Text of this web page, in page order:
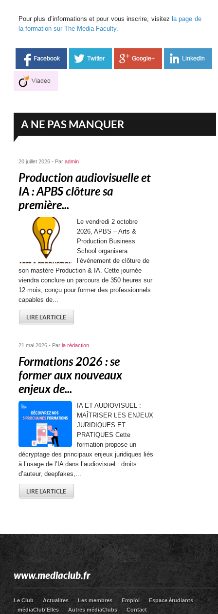
Pour plus d’informations et pour vous inscrire, visitez la page de
la formation sur The Media Faculty.
A NE PAS MANQUER
20 juillet 2026 - Paradmin
Production audiovisuelle et
IA : APBS clôture sa
première...
Le vendredi 2 octobre
2026, APBS – Arts &
Production Business
School organisera
l’événement de clôture de
son mastère Production & IA. Cette journée
viendra conclure un parcours de 350 heures sur
12 mois, conçu pour former des professionnels
capables de...
LIRE L'ARTICLE
21 mai 2026 - Parla rédaction
Formations 2026 : se
former aux nouveaux
enjeux de...
IA ET AUDIOVISUEL :
MAÎTRISER LES ENJEUX
JURIDIQUES ET
PRATIQUES Cette
formation propose un
décryptage des principaux enjeux juridiques liés
à l’usage de l’IA dans l’audiovisuel : droits
d’auteur, deepfakes,...
LIRE L'ARTICLE
www.mediaclub.fr
Le Club Actualites Les membres Emploi
Espace étudiants
médiaClub’Elles
Autres médiaClubs Contact